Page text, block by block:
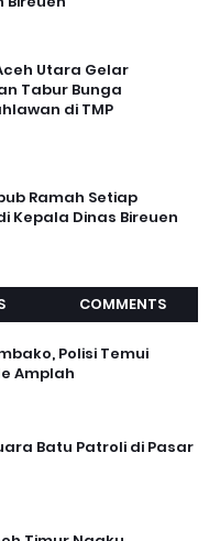
Utara Gelar
Tabur Bunga
di TMP
Ramah Setiap
Kepala Dinas Bireuen
COMMENTS
Polisi Temui
Amplah
Batu Patroli di Pasar